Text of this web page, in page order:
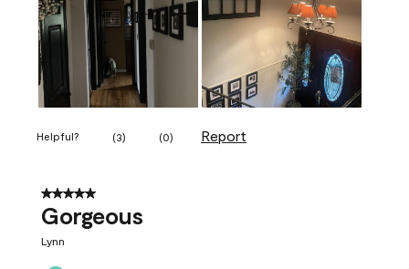
Helpful? (3) (0) Report
5 out of 5 stars.
Gorgeous
Lynn